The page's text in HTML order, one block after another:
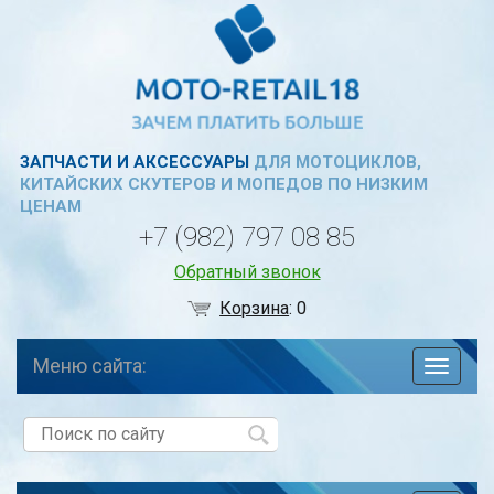
ЗАПЧАСТИ И АКСЕССУАРЫДЛЯ МОТОЦИКЛОВ,
КИТАЙСКИХ СКУТЕРОВ И МОПЕДОВ ПО НИЗКИМ
ЦЕНАМ
+7 (982) 797 08 85
Обратный звонок
Корзина:0
по
Меню сайта: